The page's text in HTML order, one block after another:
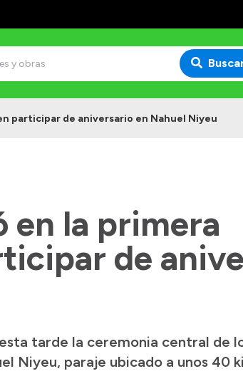
participar de aniversario en Nahuel Niyeu
en la primera
de
tarde la ceremonia central de
Niyeu, paraje ubicado a unos 40